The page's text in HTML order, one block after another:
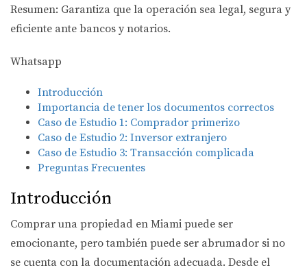
Resumen: Garantiza que la operación sea legal, segura y
eficiente ante bancos y notarios.
Whatsapp
Introducción
Importancia de tener los documentos correctos
Caso de Estudio 1: Comprador primerizo
Caso de Estudio 2: Inversor extranjero
Caso de Estudio 3: Transacción complicada
Preguntas Frecuentes
Introducción
Comprar una propiedad en Miami puede ser
emocionante, pero también puede ser abrumador si no
se cuenta con la documentación adecuada. Desde el